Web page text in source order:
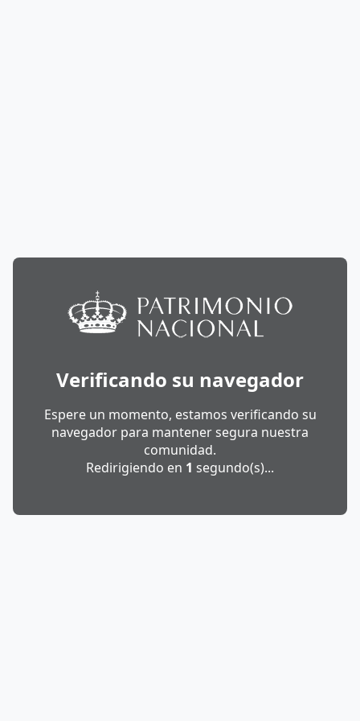
Verificando su navegador
Espere un momento, estamos verificando su
navegador para mantener segura nuestra
comunidad.
Redirigiendo en 1 segundo(s)...